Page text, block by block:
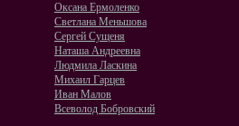
Оксана Ермоленко
Светлана Меньшова
Сергей Сущеня
Наташа Андреевна
Людмила Ласкина
Михаил Гарцев
Иван Малов
Всеволод Бобровский